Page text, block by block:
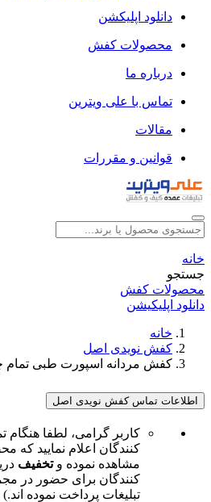
دانلود اپلیکشن
محصولات کفش
درباره ما
تماس با علی ویترین
مقالات
قوانین و مقررات
خانه
جستجو
محصولات کفش
دانلود اپلیکیشن
خانه
کفش نویدی اصل
کفش مردانه اسپورت طبی تمام چرم
اطلاعات تماس کفش نویدی اصل
کاربر گرامی، لطفا هنگام
کنندگان اعلام نمایید که
مشاهده نموده وتخفیف
کنندگان برای حضور در
تبلیغات پرداخت نموده اند.)